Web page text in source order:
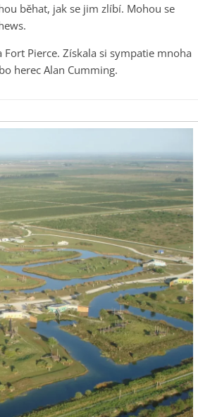
běhat, jak se jim zlíbí. Mohou se
Pierce. Získala si sympatie mnoha
herec Alan Cumming.